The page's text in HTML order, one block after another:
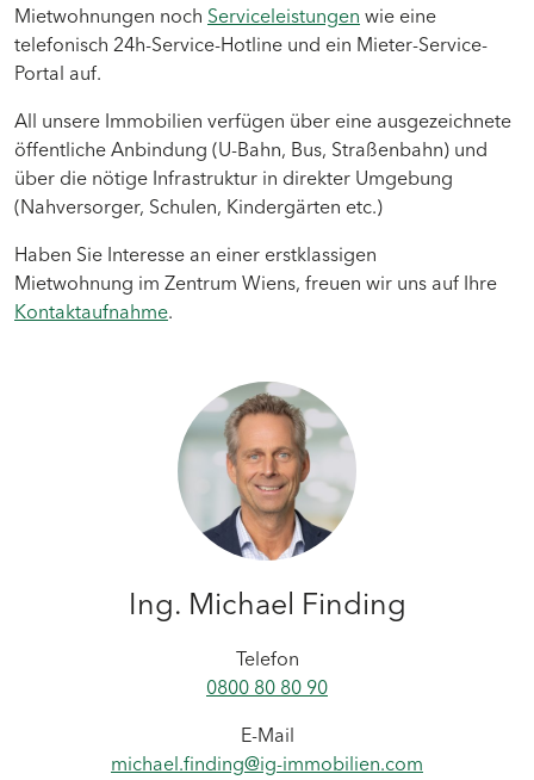
Mietwohnungen noch Serviceleistungen wie eine
telefonisch 24h-Service-Hotline und ein Mieter-Service-
Portal auf.
All unsere Immobilien verfügen über eine ausgezeichnete
öffentliche Anbindung (U-Bahn, Bus, Straßenbahn) und
über die nötige Infrastruktur in direkter Umgebung
(Nahversorger, Schulen, Kindergärten etc.)
Haben Sie Interesse an einer erstklassigen
Mietwohnung im Zentrum Wiens, freuen wir uns auf Ihre
Kontaktaufnahme.
Ing. Michael Finding
Telefon
0800 80 80 90
E-Mail
michael.finding@ig-immobilien.com